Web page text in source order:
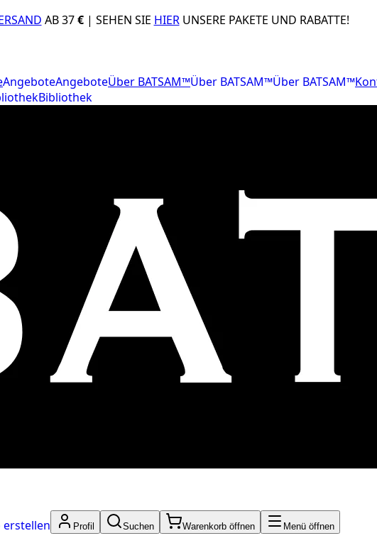
AB 37€| SEHEN SIE HIERUNSERE PAKETE UND RABATTE!
AngeboteAngeboteÜber BATSAM™Über BATSAM™Über BATSAM™
Bibliothek
erstellen Profil Suchen Warenkorb öffnen Menü öffnen